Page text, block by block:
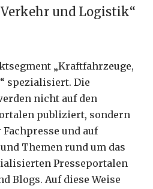
und Logistik“
„Kraftfahrzeuge,
spezialisiert. Die
nicht auf den
publiziert, sondern
und auf
Themen rund um das
Presseportalen
Blogs. Auf diese Weise